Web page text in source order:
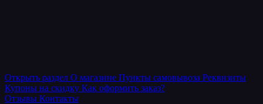
Открыть раздел О магазине Пункты самовывоза Реквизиты
Купоны на скидку Как оформить заказ?
Отзывы Контакты